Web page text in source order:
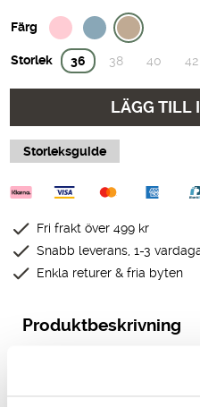
Storlek 36 38 40 42
Färg
LÄGG TILL
Storleksguide
Fri frakt över 499 kr
Snabb leverans, 1-3
Enkla returer & fria byten
Produktbeskrivning